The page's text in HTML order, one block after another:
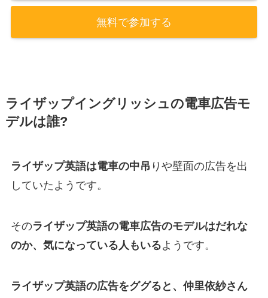
無料で参加する
ライザップイングリッシュの電車広告モ
デルは誰?
ライザップ英語は電車の中吊 りや壁面の広告を出
していたようです。
そのライザップ英語の電車広告のモデルはだれな
のか、気になっている人もいるようです。
ライザップ英語の広告をググると、仲里依紗さん